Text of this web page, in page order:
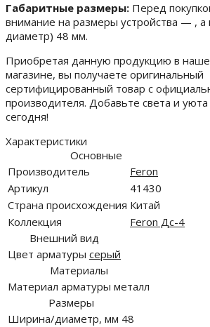
Габаритные размеры: Перед
внимание на размеры устройства — ,
диаметр) 48 мм.
Приобретая данную продукцию в
магазине, вы получаете оригинальный
сертифицированный товар с
производителя. Добавьте света и
сегодня!
Характеристики
Основные
Производитель
Feron
Артикул
41430
Страна происхождения Китай
Коллекция
Feron Дс-4
Внешний вид
Цвет арматуры серый
Материалы
Материал арматуры металл
Размеры
Ширина/диаметр, мм 48